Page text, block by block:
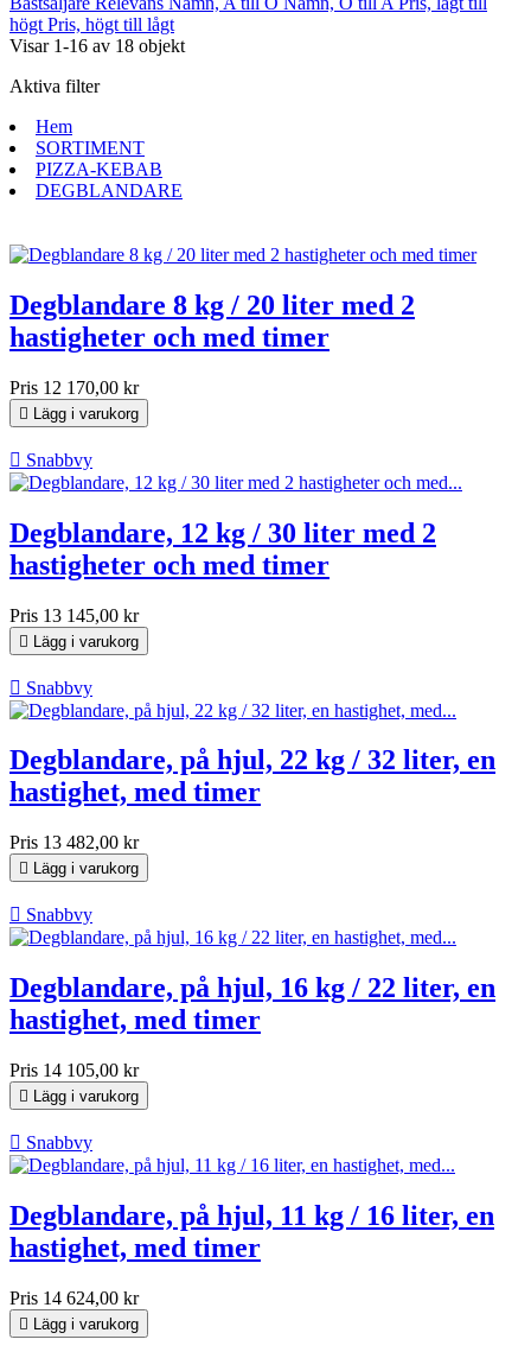
högt Pris, högt till lågt
Visar 1-16 av 18 objekt
Aktiva filter
Hem
SORTIMENT
PIZZA-KEBAB
DEGBLANDARE
Degblandare 8 kg / 20 liter med 2
hastigheter och med timer
Pris 12 170,00 kr
 Lägg i varukorg
 Snabbvy
Degblandare, 12 kg / 30 liter med 2
hastigheter och med timer
Pris 13 145,00 kr
 Lägg i varukorg
 Snabbvy
Degblandare, på hjul, 22 kg / 32 liter, en
hastighet, med timer
Pris 13 482,00 kr
 Lägg i varukorg
 Snabbvy
Degblandare, på hjul, 16 kg / 22 liter, en
hastighet, med timer
Pris 14 105,00 kr
 Lägg i varukorg
 Snabbvy
Degblandare, på hjul, 11 kg / 16 liter, en
hastighet, med timer
Pris 14 624,00 kr
 Lägg i varukorg